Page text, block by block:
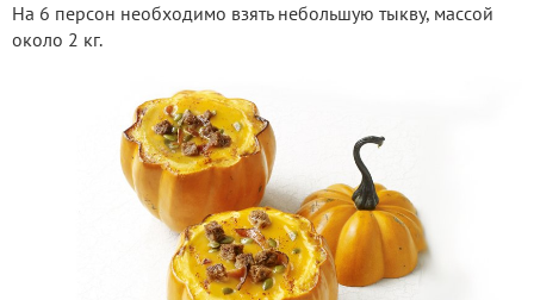
На 6 персон необходимо взять небольшую тыкву, массой
около 2 кг.